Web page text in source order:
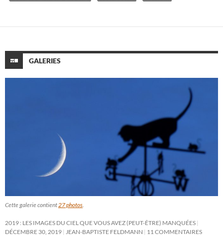
GALERIES
Cette galerie contient 27 photos
2019 : LES IMAGES DU CIEL QUE VOUS AVEZ (PEUT-ÊTRE) MANQUÉES
DÉCEMBRE 30, 2019
JEAN-BAPTISTE FELDMANN 11 COMMENTAIRES